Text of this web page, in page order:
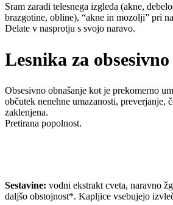
Sram zaradi telesnega izgleda (akne,
brazgotine, obline), “akne in mozolji” pri
Delate v nasprotju s svojo naravo.
Lesnika za
Obsesivno obnašanje kot je prekomerno
občutek nenehne umazanosti, preverjanje,
zaklenjena.
Pretirana popolnost.
Sestavine: vodni ekstrakt cveta, naravno
daljšo obstojnost*. Kapljice vsebujejo